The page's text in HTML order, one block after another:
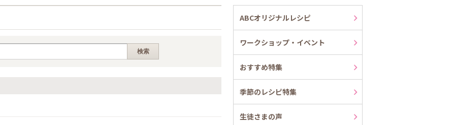
ABCオリジナルレシピ
ワークショップ・イベント
おすすめ特集
季節のレシピ特集
生徒さまの声